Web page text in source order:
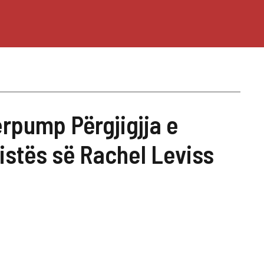
Përgjigjja e
së Rachel Leviss